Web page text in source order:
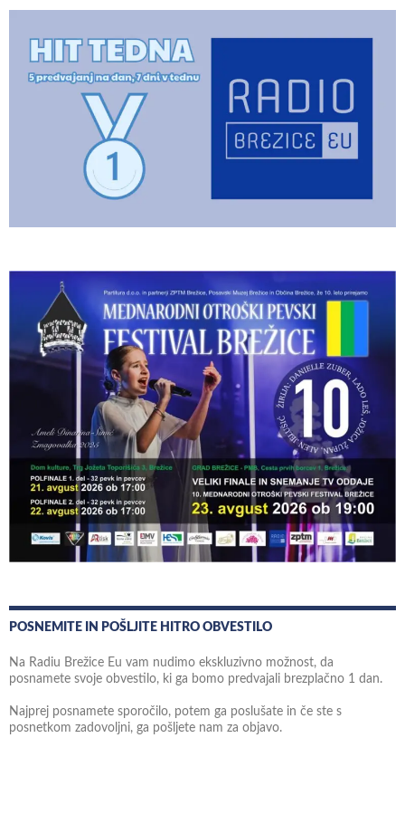
POSNEMITE IN POŠLJITE HITRO OBVESTILO
Na Radiu Brežice Eu vam nudimo ekskluzivno možnost, da
posnamete svoje obvestilo, ki ga bomo predvajali brezplačno 1 dan.
Najprej posnamete sporočilo, potem ga poslušate in če ste s
posnetkom zadovoljni, ga pošljete nam za objavo.